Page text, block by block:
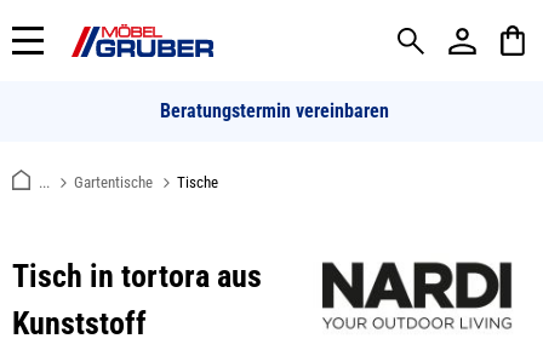
springen
Beratungstermin vereinbaren
... Gartentische Tische
Tisch in tortora aus
Kunststoff